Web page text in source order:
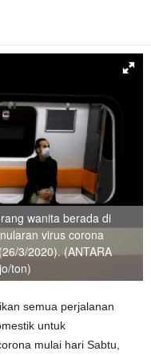
wanita berada di
virus corona
3/2020). (ANTARA
ton)
semua perjalanan
untuk
mulai hari Sabtu,